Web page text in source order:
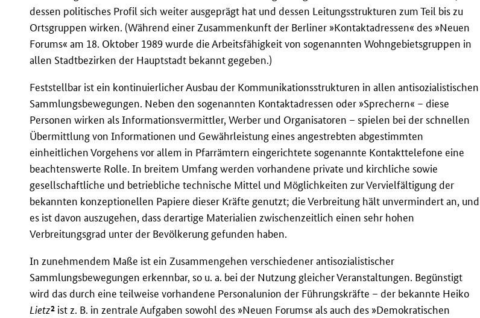
dessen politisches Profil sich weiter ausgeprägt hat und dessen Leitungsstrukturen zum Teil bis zu
Ortsgruppen wirken. (Während einer Zusammenkunft der Berliner »Kontaktadressen« des »Neuen
Forums« am 18. Oktober 1989 wurde die Arbeitsfähigkeit von sogenannten Wohngebietsgruppen in
allen Stadtbezirken der Hauptstadt bekannt gegeben.)
Feststellbar ist ein kontinuierlicher Ausbau der Kommunikationsstrukturen in allen antisozialistischen
Sammlungsbewegungen. Neben den sogenannten Kontaktadressen oder »Sprechern« – diese
Personen wirken als Informationsvermittler, Werber und Organisatoren – spielen bei der schnellen
Übermittlung von Informationen und Gewährleistung eines angestrebten abgestimmten
einheitlichen Vorgehens vor allem in Pfarrämtern eingerichtete sogenannte Kontakttelefone eine
beachtenswerte Rolle. In breitem Umfang werden vorhandene private und kirchliche sowie
gesellschaftliche und betriebliche technische Mittel und Möglichkeiten zur Vervielfältigung der
bekannten konzeptionellen Papiere dieser Kräfte genutzt; die Verbreitung hält unvermindert an, und
es ist davon auszugehen, dass derartige Materialien zwischenzeitlich einen sehr hohen
Verbreitungsgrad unter der Bevölkerung gefunden haben.
In zunehmendem Maße ist ein Zusammengehen verschiedener antisozialistischer
Sammlungsbewegungen erkennbar, so u. a. bei der Nutzung gleicher Veranstaltungen. Begünstigt
wird das durch eine teilweise vorhandene Personalunion der Führungskräfte – der bekannte Heiko
Lietz2 ist z. B. in zentrale Aufgaben sowohl des »Neuen Forums« als auch des »Demokratischen